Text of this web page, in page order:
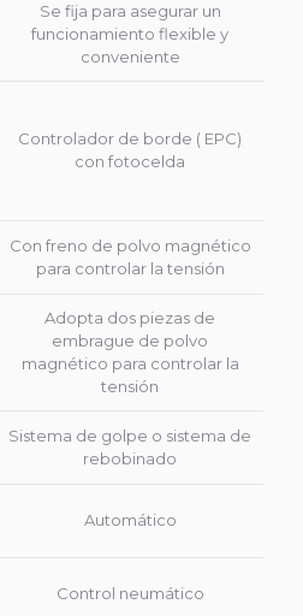
Se fija para asegurar un
funcionamiento flexible y
conveniente
Controlador de borde ( EPC)
con fotocelda
Con freno de polvo magnético
para controlar la tensión
Adopta dos piezas de
embrague de polvo
magnético para controlar la
tensión
Sistema de golpe o sistema de
rebobinado
Automático
Control neumático